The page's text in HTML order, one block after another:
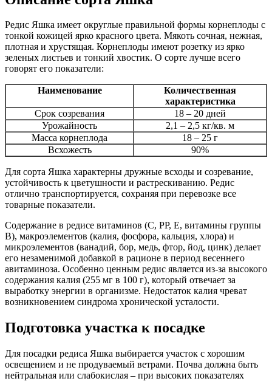
Редис Яшка имеет округлые правильной формы корнеплоды с
тонкой кожицей ярко красного цвета. Мякоть сочная, нежная,
плотная и хрустящая. Корнеплоды имеют розетку из ярко
зеленых листьев и тонкий хвостик. О сорте лучше всего
говорят его показатели:
Наименование
Количественная
характеристика
Срок созревания
18 – 20 дней
Урожайность
2,1 – 2,5 кг/кв. м
Масса корнеплода
18 – 25 г
Всхожесть
90%
Для сорта Яшка характерны дружные всходы и созревание,
устойчивость к цветушности и растрескиванию. Редис
отлично транспортируется, сохраняя при перевозке все
товарные показатели.
Содержание в редисе витаминов (С, РР, Е, витамины группы
В), макроэлементов (калия, фосфора, кальция, хлора) и
микроэлементов (ванадий, бор, медь, фтор, йод, цинк) делает
его незаменимой добавкой в рационе в период весеннего
авитаминоза. Особенно ценным редис является из-за высокого
содержания калия (255 мг в 100 г), который отвечает за
выработку энергии в организме. Недостаток калия чреват
возникновением синдрома хронической усталости.
Подготовка участка к посадке
Для посадки редиса Яшка выбирается участок с хорошим
освещением и не продуваемый ветрами. Почва должна быть
нейтральная или слабокислая – при высоких показателях